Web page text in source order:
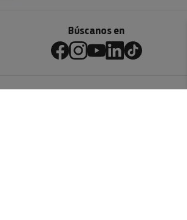
Búscanos en